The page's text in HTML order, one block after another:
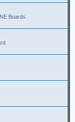
Boards